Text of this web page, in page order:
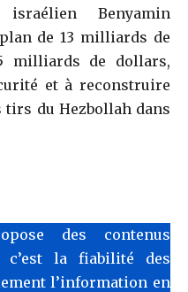
Benyamin
de 13 milliards de
milliards de dollars,
et à reconstruire
tirs du Hezbollah dans
des contenus
la fiabilité des
l’information en